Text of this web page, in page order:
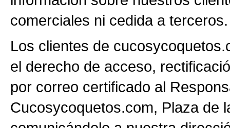
comerciales ni cedida a terceros.
Los clientes de
el derecho de acceso,
por correo certificado al
Cucosycoquetos.com, Plaza de